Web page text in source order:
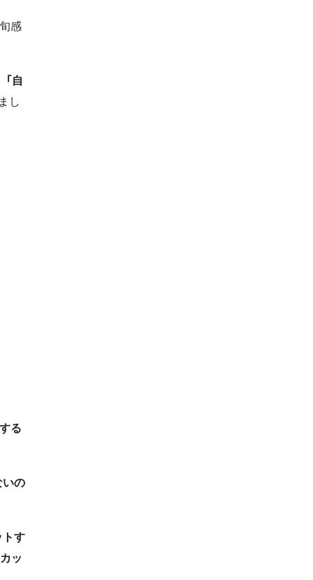
感
「自
し
る
の
トす
ッ